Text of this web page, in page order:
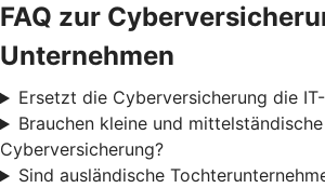
FAQ zur
Unternehmen
Ersetzt die Cyberversicherung die
Brauchen kleine und
Cyberversicherung?
Sind ausländische